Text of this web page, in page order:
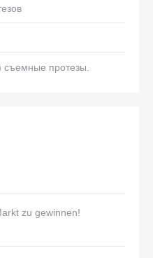
съемные протезы.
zu gewinnen!